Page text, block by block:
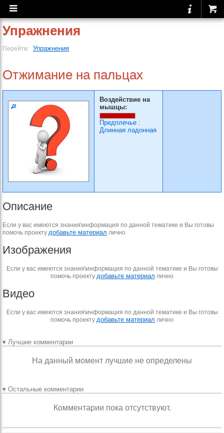
Упражнения
Перейти: Упражнения
Отжимание на пальцах
Воздействие на
мышцы:
Предплечье :
Длинная ладонная
Описание
Если у вас имеются знания\информация по данной тематике и Вы готовы
помочь проекту добавьте материал лично
Изображения
Если у вас имеются знания\информация по данной тематике и Вы готовы
помочь проекту добавьте материал лично
Видео
Если у вас имеются знания\информация по данной тематике и Вы готовы
помочь проекту добавьте материал лично
▾ Лучшие комментарии
На данный момент лучшие не определены
▾ Остальные комментарии
Комментарии пока отсутствуют.